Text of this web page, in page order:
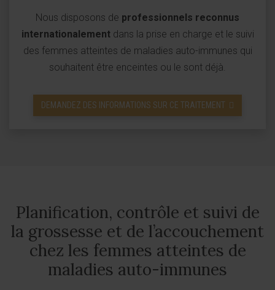
Nous disposons de professionnels reconnus
internationalementdans la prise en charge et le suivi
des femmes atteintes de maladies auto-immunes qui
souhaitent être enceintes ou le sont déjà.
DEMANDEZ DES INFORMATIONS SUR CE TRAITEMENT
Planification, contrôle et suivi de
la grossesse et de l’accouchement
chez les femmes atteintes de
maladies auto-immunes